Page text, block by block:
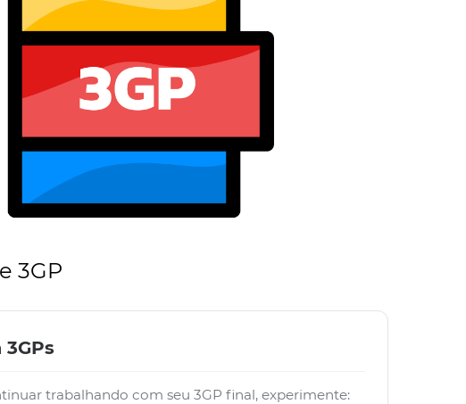
3GP
trabalhando com seu 3GP final, experimente: